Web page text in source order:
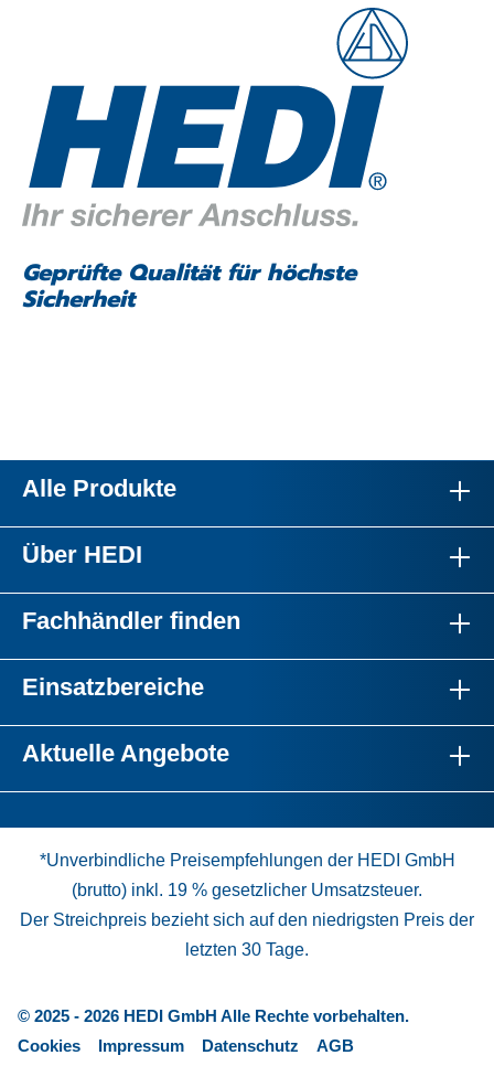
Geprüfte Qualität für höchste
Sicherheit
Alle Produkte
Über HEDI
Fachhändler finden
Einsatzbereiche
Aktuelle Angebote
*Unverbindliche Preisempfehlungen der HEDI GmbH
(brutto) inkl. 19 % gesetzlicher Umsatzsteuer.
Der Streichpreis bezieht sich auf den niedrigsten Preis der
letzten 30 Tage.
© 2025 - 2026 HEDI GmbH Alle Rechte vorbehalten.
Cookies
Impressum Datenschutz AGB